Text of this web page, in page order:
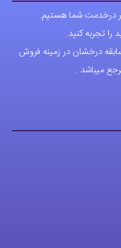
درخدمت شما هستیم.
تجربه کنید.
خاص با بیش از 20 سال سابقه درخشان در زمینه فروش
میباشد .